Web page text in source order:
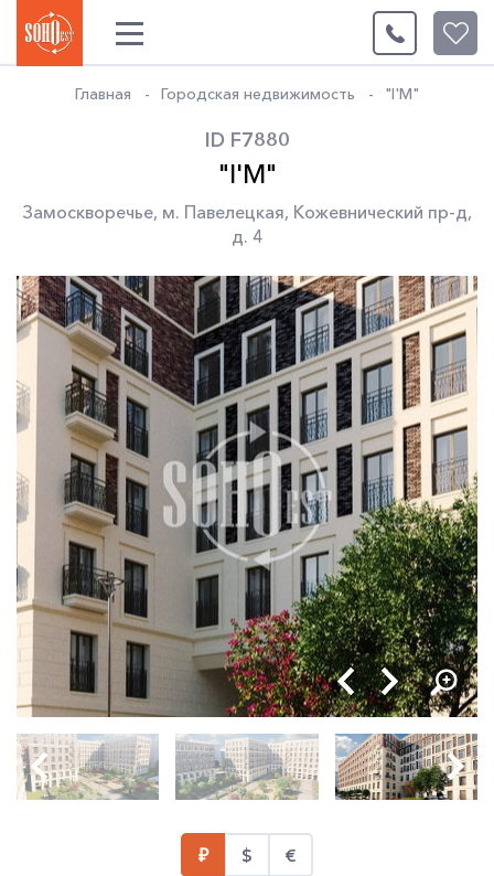
0
Главная Городская недвижимость "I'M"
ID F7880
"I'M"
Замоскворечье, м. Павелецкая, Кожевнический пр-д,
д. 4